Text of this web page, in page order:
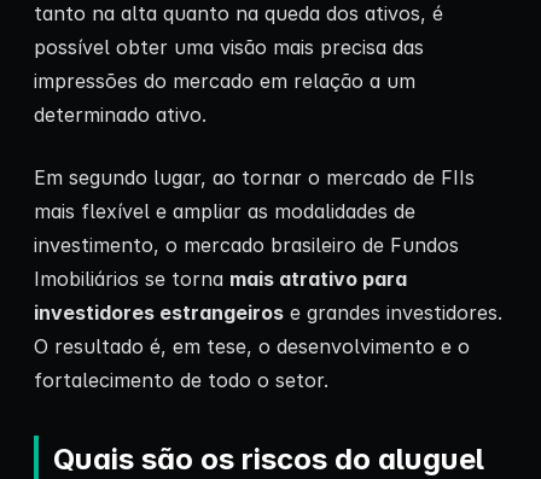
tanto na alta quanto na queda dos ativos, é
possível obter uma visão mais precisa das
impressões do mercado em relação a um
determinado ativo.
Em segundo lugar, ao tornar o mercado de FIIs
mais flexível e ampliar as modalidades de
investimento, o mercado brasileiro de Fundos
Imobiliários se torna mais atrativo para
investidores estrangeiros e grandes investidores.
O resultado é, em tese, o desenvolvimento e o
fortalecimento de todo o setor.
Quais são os riscos do aluguel